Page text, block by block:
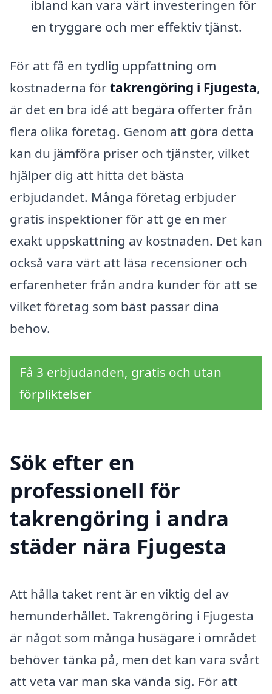
ibland kan vara värt investeringen för
en tryggare och mer effektiv tjänst.
För att få en tydlig uppfattning om
kostnaderna förtakrengöring i Fjugesta,
är det en bra idé att begära offerter från
flera olika företag. Genom att göra detta
kan du jämföra priser och tjänster, vilket
hjälper dig att hitta det bästa
erbjudandet. Många företag erbjuder
gratis inspektioner för att ge en mer
exakt uppskattning av kostnaden. Det kan
också vara värt att läsa recensioner och
erfarenheter från andra kunder för att se
vilket företag som bäst passar dina
behov.
Få 3 erbjudanden, gratis och utan
förpliktelser
Sök efter en
professionell för
takrengöring i andra
städer nära Fjugesta
Att hålla taket rent är en viktig del av
hemunderhållet. Takrengöring i Fjugesta
är något som många husägare i området
behöver tänka på, men det kan vara svårt
att veta var man ska vända sig. För att